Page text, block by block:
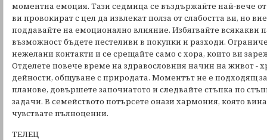
моментна емоция. Тази седмица се въздържайте най-вече
ви провокират с цел да извлекат полза от слабостта ви, но
поддавайте на емоционално влияние. Избягвайте всякакви
възможност бъдете пестеливи в покупки и разходи.
нежелани контакти и се срещайте само с хора, които ви
Отделете повече време на здравословния начин на живот -
дейности, общуване с природата. Моментът не е подходящ
планове, довършете започнатото и следвайте стъпка по
задачи. В семейството потърсете онази хармония, която
чувствате пълноценни.
ТЕЛЕЦ